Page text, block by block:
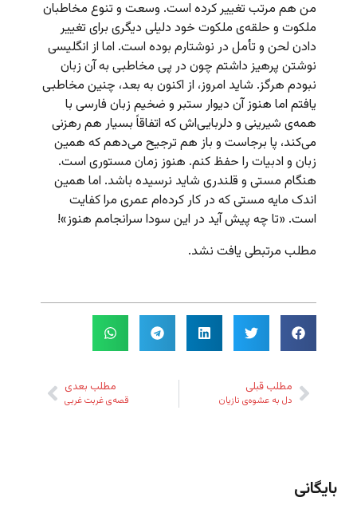
من هم مرتب تغییر کرده است. وسعت و تنوع مخاطبان
ملکوت و حلقه‌ی ملکوت خود دلیلی دیگری برای تغییر
دادن لحن و تأمل در نوشتارم بوده است. اما از انگلیسی
نوشتن پرهیز داشتم چون در پی مخاطبی به آن زبان
نبودم هرگز. شاید امروز،‌ از اکنون به بعد، چنین مخاطبی
یافتم اما هنوز آن دیوار ستبر و ضخیم زبان فارسی با
همه‌ی شیرینی و دلربایی‌اش که اتفاقاً بسیار هم رهزنی
می‌کند، پا برجاست و باز هم ترجیح می‌دهم که همین
زبان و ادبیات را حفظ کنم. هنوز زمان مستوری است.
هنگام مستی و قلندری شاید نرسیده باشد. اما همین
اندک مایه مستی که در کار کرده‌ام عمری مرا کفایت
است. «تا چه پیش آید در این سودا سرانجامم هنوز»!
مطلب مرتبطی یافت نشد.
مطلب قبلی
دل به عشوه‌ی نازیان
مطلب بعدی
قصه‌ی غربت غربی
بایگانی